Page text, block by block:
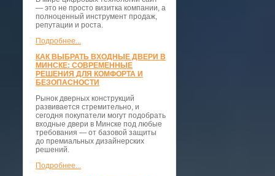
— это не просто визитка компании, а
полноценный инструмент продаж,
репутации и роста.
Подробнее...
КАК ВЫБРАТЬ ВХОДНЫЕ ДВЕРИ В
МИНСКЕ: СОВРЕМЕННЫЕ
РЕШЕНИЯ ДЛЯ КОМФОРТА И
БЕЗОПАСНОСТИ
Рынок дверных конструкций
развивается стремительно, и
сегодня покупатели могут подобрать
входные двери в Минске под любые
требования — от базовой защиты
до премиальных дизайнерских
решений.
Подробнее...